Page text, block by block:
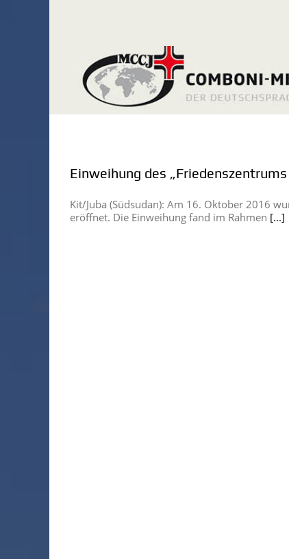
Einweihung des
Kit/Juba (Südsudan): Am 16. Oktober 2016
eröffnet. Die Einweihung fand im Rahmen [...]